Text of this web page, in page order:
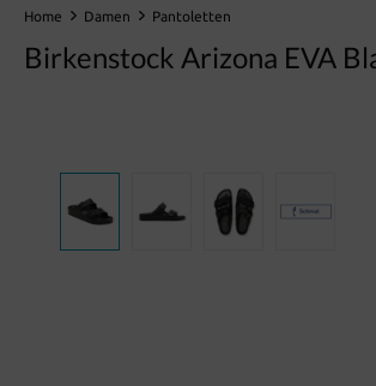
Home Damen Pantoletten
Birkenstock Arizona EVA